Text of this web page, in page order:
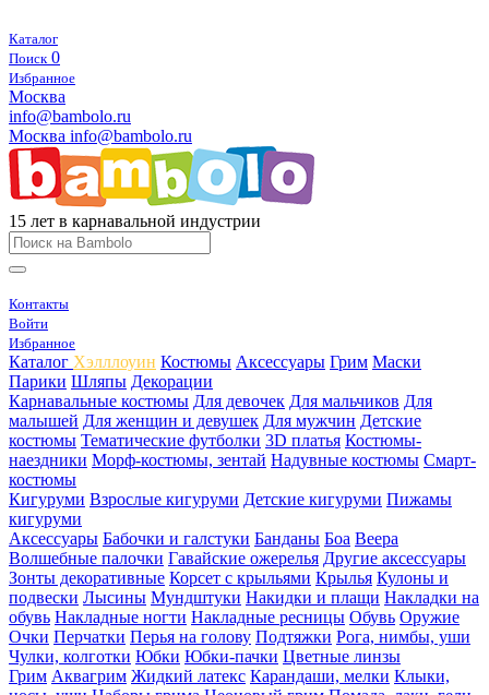
Каталог
Поиск 0
Избранное
Москва
info@bambolo.ru
Москва info@bambolo.ru
15 лет в карнавальной индустрии
Контакты
Войти
Избранное
Каталог Хэлллоуин Костюмы Аксессуары Грим Маски
Парики Шляпы Декорации
Карнавальные костюмы Для девочек Для мальчиков Для
малышей Для женщин и девушек Для мужчин Детские
костюмы Тематические футболки 3D платья Костюмы-
наездники Морф-костюмы, зентай Надувные костюмы Смарт-
костюмы
Кигуруми Взрослые кигуруми Детские кигуруми Пижамы
кигуруми
Аксессуары Бабочки и галстуки Банданы Боа Веера
Волшебные палочки Гавайские ожерелья Другие аксессуары
Зонты декоративные Корсет с крыльями Крылья Кулоны и
подвески Лысины Мундштуки Накидки и плащи Накладки на
обувь Накладные ногти Накладные ресницы Обувь Оружие
Очки Перчатки Перья на голову Подтяжки Рога, нимбы, уши
Чулки, колготки Юбки Юбки-пачки Цветные линзы
Грим Аквагрим Жидкий латекс Карандаши, мелки Клыки,